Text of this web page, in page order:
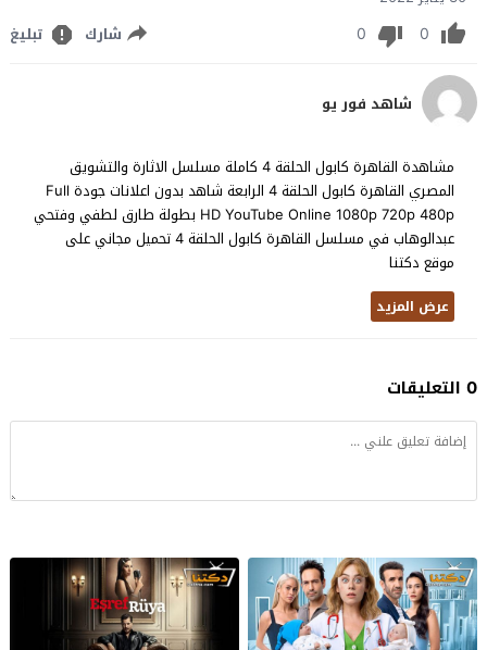
0
0 شارك تبليغ
شاهد فور يو
مشاهدة القاهرة كابول الحلقة 4 كاملة مسلسل الاثارة والتشويق
المصري القاهرة كابول الحلقة 4 الرابعة شاهد بدون اعلانات جودة Full
HD YouTube Online 1080p 720p 480p بطولة طارق لطفي وفتحي
عبدالوهاب في مسلسل القاهرة كابول الحلقة 4 تحميل مجاني على
موقع دكتنا
عرض المزيد
0 التعليقات